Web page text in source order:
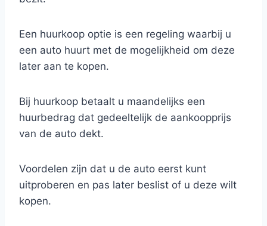
Een huurkoop optie is een regeling waarbij u
een auto huurt met de mogelijkheid om deze
later aan te kopen.
Bij huurkoop betaalt u maandelijks een
huurbedrag dat gedeeltelijk de aankoopprijs
van de auto dekt.
Voordelen zijn dat u de auto eerst kunt
uitproberen en pas later beslist of u deze wilt
kopen.